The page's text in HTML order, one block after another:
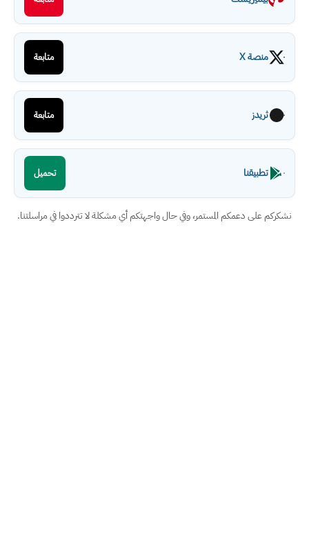
منصة X متابعة
ثريدز متابعة
تطبيقنا تحميل
نشكركم على دعمكم المستمر، وفي حال واجهتكم أي مشكلة لا تترددوا في مراسلتنا.